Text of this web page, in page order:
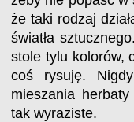
że taki rodzaj
światła
stole tylu kolorów,
coś rysuję.
mieszania
tak wyraziste.